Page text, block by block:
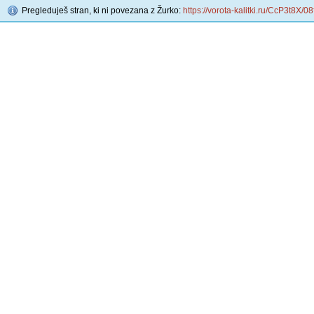
Pregleduješ stran, ki ni povezana z Žurko: https://vorota-kalitki.ru/CcP3t8X/